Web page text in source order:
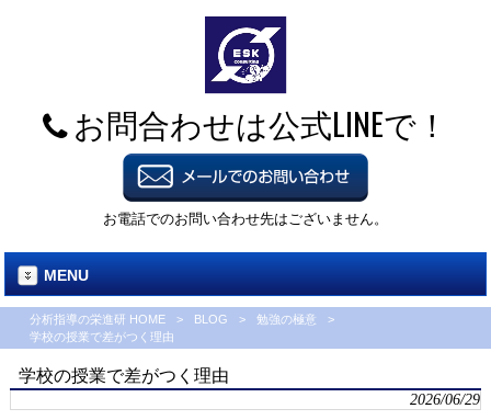
お問合わせは公式LINEで！
お電話でのお問い合わせ先はございません。
MENU
分析指導の栄進研 HOME > BLOG > 勉強の極意
>
学校の授業で差がつく理由
学校の授業で差がつく理由
2026/06/29